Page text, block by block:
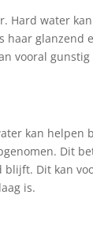
Hard water
glanzend
vooral
kan helpen
Dit
Dit kan
is.